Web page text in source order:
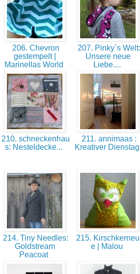
206. Chevron
gestempelt |
Marinellas World
207. Pinky`s Welt:
Unsere neue
Liebe....
210. schneckenhau
s: Nesteldecke...
211. annimaas :
Kreativer
214. Tiny Needles:
Goldstream
Peacoat
215.
e | Malou